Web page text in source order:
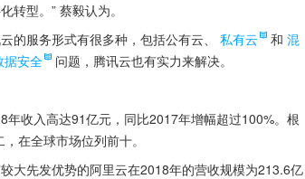
型。” 蔡毅认为。
服务形式有很多种，包括公有云、
私有云 和 混
据安全
问题，腾讯云也有实力来解决。
收入高达91亿元，同比2017年增幅超过100%。根
在全球市场位列前十。
大先发优势的阿里云在2018年的营收规模为213.6亿